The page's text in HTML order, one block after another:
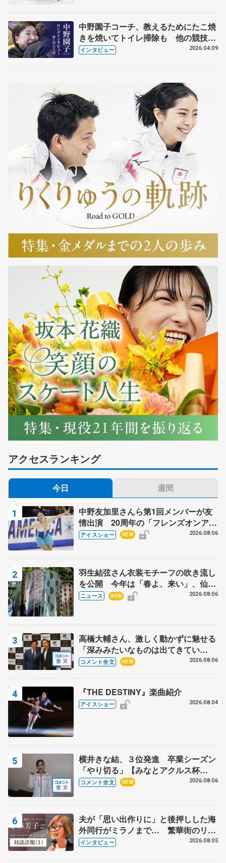
中野園子コーチ、教えるためにたこ焼
きを焼いてトイレ掃除も 他の競技に
も通用するという坂本花織の筋肉
インタビュー 2026.04.09
アクセスランキング
今日 週間
中野友加里さんら第1回メンバーが友
情出演 20周年の「フレンズオンアイ
ス」 宮本賢二さん、有川梨絵さん、
アイスショー NEW 2026.08.06
羽生結弦さん衣装モチーフの吹き流し
を公開 今年は「春よ、来い」、仙台
の瑞鳳殿
ニュース NEW 2026.08.06
高橋大輔さん、激しく動かずに魅せる
「深みみたいなものは出てきてい
る？」 〝兄さん〟と慕うレジェンド
コメント全文 NEW 2026.08.06
『THE DESTINY』楽曲紹介
アイスショー 2026.08.04
横井きな結、３位発進 卒業シーズン
「やり切る」【みなとアクルス杯
SP】
コメント全文 NEW 2026.08.06
夫が「思い出作りに」と後押しした海
外同行がミラノまで… 繁華街のリン
クでは不良のお兄さんも味方に 小林
インタビュー 2026.08.05